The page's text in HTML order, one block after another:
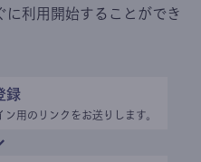
利用開始することができ
録
ン用のリンクをお送りします。